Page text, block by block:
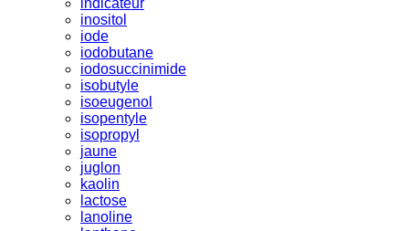
inositol
iode
iodobutane
iodosuccinimide
isobutyle
isoeugenol
isopentyle
isopropyl
jaune
juglon
kaolin
lactose
lanoline